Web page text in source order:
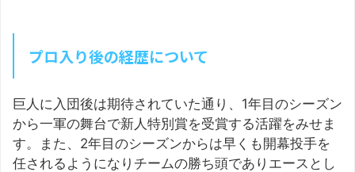
プロ入り後の経歴について
巨人に入団後は期待されていた通り、1年目のシーズン
から一軍の舞台で新人特別賞を受賞する活躍をみせま
す。また、2年目のシーズンからは早くも開幕投手を
任されるようになりチームの勝ち頭でありエースとし